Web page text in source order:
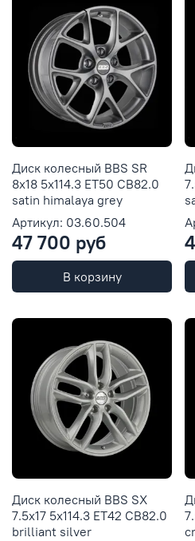
Диск колесный BBS SR
8x18 5x114.3 ET50 CB82.0
satin himalaya grey
Артикул: 03.60.504
47 700 руб
В корзину
Диск колесный BBS SX
7.5x17 5x114.3 ET42 CB82.0
brilliant silver